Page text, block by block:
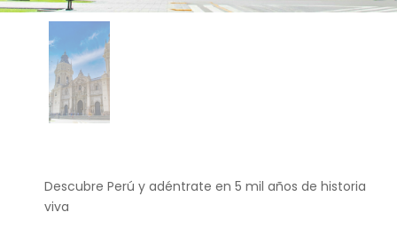
Descubre Perú y adéntrate en 5 mil años de historia
viva